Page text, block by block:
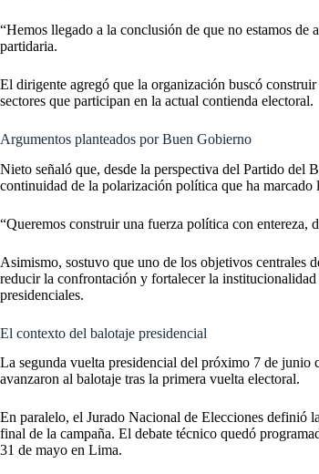
“Hemos llegado a la conclusión de que no estamos
partidaria.
El dirigente agregó que la organización buscó
sectores que participan en la actual contienda electoral.
Argumentos planteados por Buen Gobierno
Nieto señaló que, desde la perspectiva del Partido del
continuidad de la polarización política que ha
“Queremos construir una fuerza política con
Asimismo, sostuvo que uno de los objetivos centrales
reducir la confrontación y fortalecer la
presidenciales.
El contexto del balotaje presidencial
La segunda vuelta presidencial del próximo 7 de
avanzaron al balotaje tras la primera vuelta electoral.
En paralelo, el Jurado Nacional de Elecciones definió
final de la campaña. El debate técnico quedó
31 de mayo en Lima.